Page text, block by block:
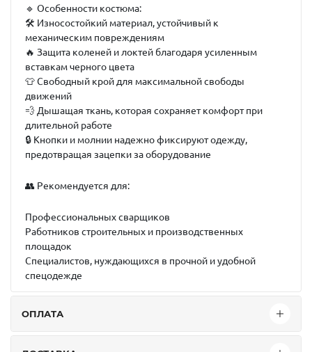
🔹 Особенности костюма:
🛠️ Износостойкий материал, устойчивый к
механическим повреждениям
🔥 Защита коленей и локтей благодаря усиленным
вставкам черного цвета
👕 Свободный крой для максимальной свободы
движений
💨 Дышащая ткань, которая сохраняет комфорт при
длительной работе
🔒 Кнопки и молнии надежно фиксируют одежду,
предотвращая зацепки за оборудование
👥 Рекомендуется для:
Профессиональных сварщиков
Работников строительных и производственных
площадок
Специалистов, нуждающихся в прочной и удобной
спецодежде
ОПЛАТА